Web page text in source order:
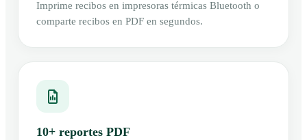
Imprime recibos en impresoras térmicas Bluetooth o
comparte recibos en PDF en segundos.
10+ reportes PDF